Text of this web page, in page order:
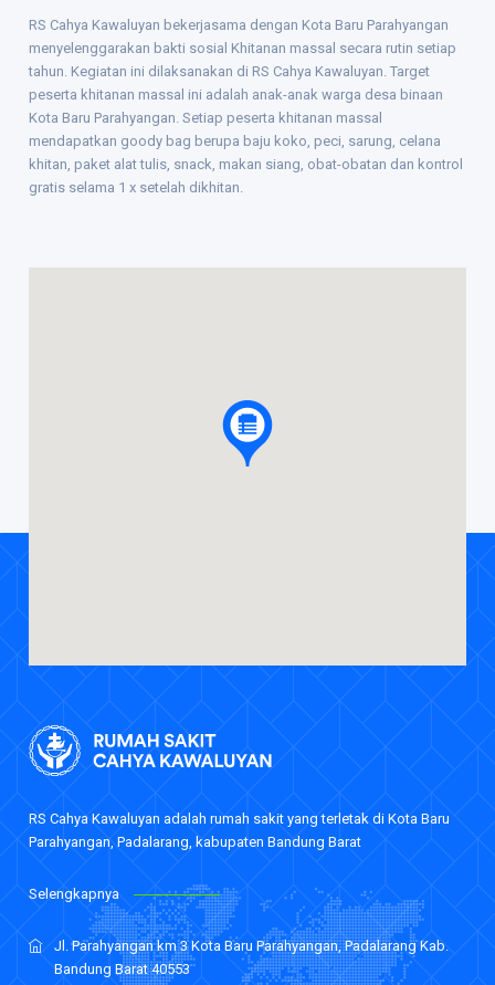
Berita
Career
RS Cahya Kawaluyan bekerjasama dengan Kota Baru Parahyangan
menyelenggarakan bakti sosial Khitanan massal secara rutin setiap
tahun. Kegiatan ini dilaksanakan di RS Cahya Kawaluyan. Target
peserta khitanan massal ini adalah anak-anak warga desa binaan
Kota Baru Parahyangan. Setiap peserta khitanan massal
mendapatkan goody bag berupa baju koko, peci, sarung, celana
khitan, paket alat tulis, snack, makan siang, obat-obatan dan kontrol
gratis selama 1 x setelah dikhitan.
RS Cahya Kawaluyan adalah rumah sakit yang terletak di Kota Baru
Parahyangan, Padalarang, kabupaten Bandung Barat
Selengkapnya
Jl. Parahyangan km 3 Kota Baru Parahyangan, Padalarang Kab.
Bandung Barat 40553